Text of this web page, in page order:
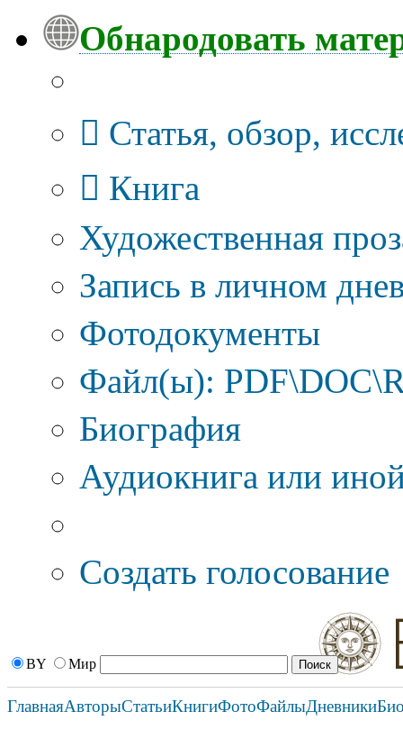
Обнародовать
Статья, обзор,
Книга
Художественная
Запись в личном
Фотодокументы
Файл(ы):
Биография
Аудиокнига или
Создать голосование
BY Мир
ГлавнаяАвторыСтатьиКнигиФотоФайлыДневники